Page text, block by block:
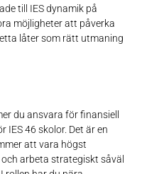
till IES dynamik på
möjligheter att påverka
låter som rätt utmaning
du ansvara för finansiell
IES 46 skolor. Det är en
att vara högst
arbeta strategiskt såväl